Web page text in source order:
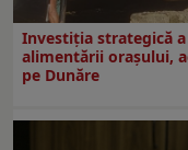
Investiția strategică
alimentării orașului,
pe Dunăre